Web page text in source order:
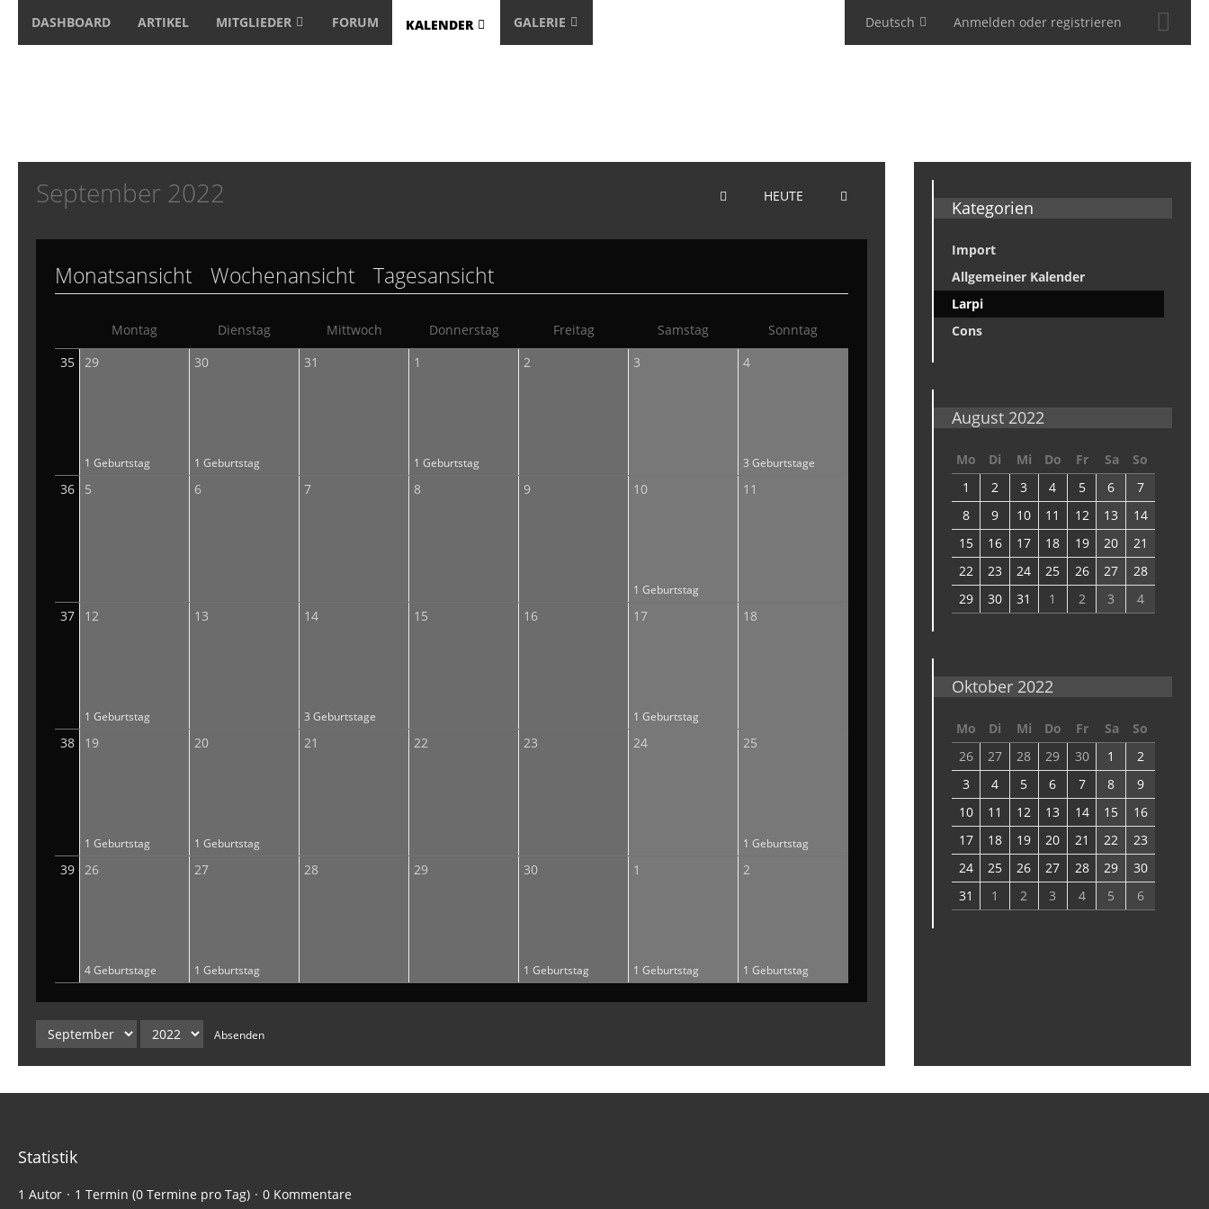
DASHBOARD ARTIKEL MITGLIEDER FORUM KALENDER GALERIE Deutsch Anmelden oder registrieren
September 2022 HEUTE
Monatsansicht Wochenansicht Tagesansicht
Montag Dienstag Mittwoch Donnerstag Freitag Samstag
Sonntag
35 29
1 Geburtstag
30
1 Geburtstag
31 1
1 Geburtstag
2 3 4
3 Geburtstage
36 5 6 7 8 9 10
1 Geburtstag
11
37 12
1 Geburtstag
13 14
3 Geburtstage
15 16 17
1 Geburtstag
18
38 19
1 Geburtstag
20
1 Geburtstag
21 22 23 24 25
1 Geburtstag
39 26
4 Geburtstage
27
1 Geburtstag
28 29 30
1 Geburtstag
1
1 Geburtstag
2
1 Geburtstag
Absenden
Kategorien
Import
Allgemeiner Kalender
Larpi
Cons
August 2022
Mo Di Mi Do Fr Sa
So
1
2 3 4 5 6
7
8
9 10 11 12 13
14
15
16 17 18 19 20
21
22
23 24 25 26 27
28
29
30 31 1 2 3 4
Oktober 2022
Mo Di Mi Do Fr Sa
So
26
27 28 29 30 1
2
3
4 5 6 7 8
9
10
11 12 13 14 15
16
17
18 19 20 21 22
23
24
25 26 27 28 29
30
31
1 2 3 4 5 6
Statistik
1 Autor 1 Termin (0 Termine pro Tag) 0 Kommentare